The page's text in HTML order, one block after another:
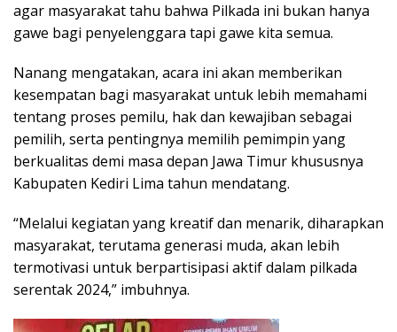
agar masyarakat tahu bahwa Pilkada ini bukan hanya
gawe bagi penyelenggara tapi gawe kita semua.
Nanang mengatakan, acara ini akan memberikan
kesempatan bagi masyarakat untuk lebih memahami
tentang proses pemilu, hak dan kewajiban sebagai
pemilih, serta pentingnya memilih pemimpin yang
berkualitas demi masa depan Jawa Timur khususnya
Kabupaten Kediri Lima tahun mendatang.
“Melalui kegiatan yang kreatif dan menarik, diharapkan
masyarakat, terutama generasi muda, akan lebih
termotivasi untuk berpartisipasi aktif dalam pilkada
serentak 2024,” imbuhnya.